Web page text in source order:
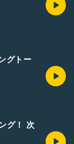
グトー
グ！ 次